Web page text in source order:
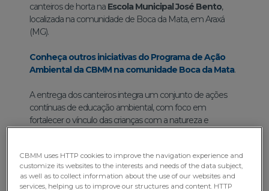
canteiros de horta na Escola Municipal José Bento,
localizada na comunidade de Boca da Mata, em Araxá
(MG).
Conheça outros iniciativas do Programa de Ação
Ambiental da CBMM na comunidade Boca da Mata.
A entrega dos canteiros integra um conjunto de ações
contínuas de educação ambiental, com foco em
fortalecer o vínculo das crianças com a natureza e
CBMM uses HTTP cookies to improve the navigation experience and
customize its websites to the interests and needs of the data subject,
as well as to collect information about the use of our websites and
services, helping us to improve our structures and content. HTTP